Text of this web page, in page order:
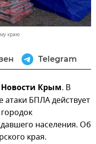
краю
Telegram
Крым. В
атаки БПЛА действует
населения. Об
края.